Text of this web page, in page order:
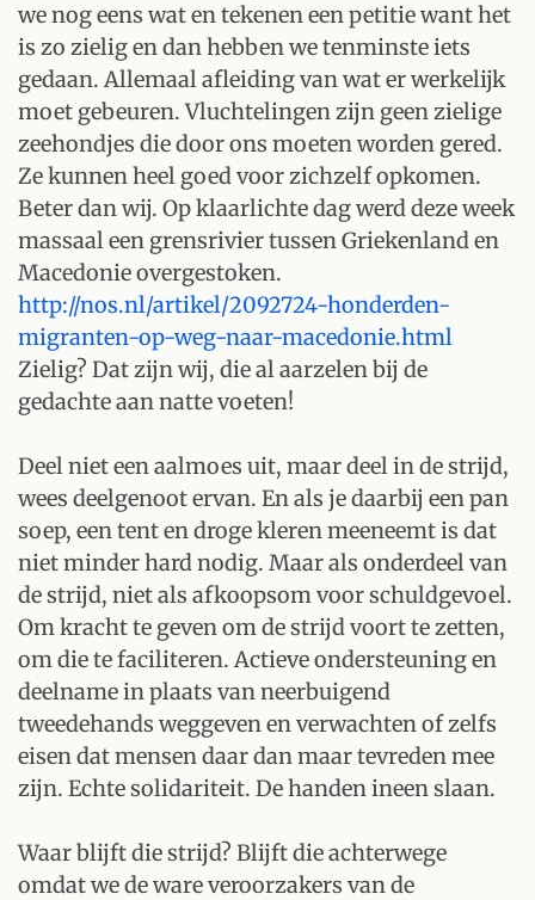
we nog eens wat en tekenen een petitie want het
is zo zielig en dan hebben we tenminste iets
gedaan. Allemaal afleiding van wat er werkelijk
moet gebeuren. Vluchtelingen zijn geen zielige
zeehondjes die door ons moeten worden gered.
Ze kunnen heel goed voor zichzelf opkomen.
Beter dan wij. Op klaarlichte dag werd deze week
massaal een grensrivier tussen Griekenland en
Macedonie overgestoken.
http://nos.nl/artikel/2092724-honderden-
migranten-op-weg-naar-macedonie.html
Zielig? Dat zijn wij, die al aarzelen bij de
gedachte aan natte voeten!
Deel niet een aalmoes uit, maar deel in de strijd,
wees deelgenoot ervan. En als je daarbij een pan
soep, een tent en droge kleren meeneemt is dat
niet minder hard nodig. Maar als onderdeel van
de strijd, niet als afkoopsom voor schuldgevoel.
Om kracht te geven om de strijd voort te zetten,
om die te faciliteren. Actieve ondersteuning en
deelname in plaats van neerbuigend
tweedehands weggeven en verwachten of zelfs
eisen dat mensen daar dan maar tevreden mee
zijn. Echte solidariteit. De handen ineen slaan.
Waar blijft die strijd? Blijft die achterwege
omdat we de ware veroorzakers van de